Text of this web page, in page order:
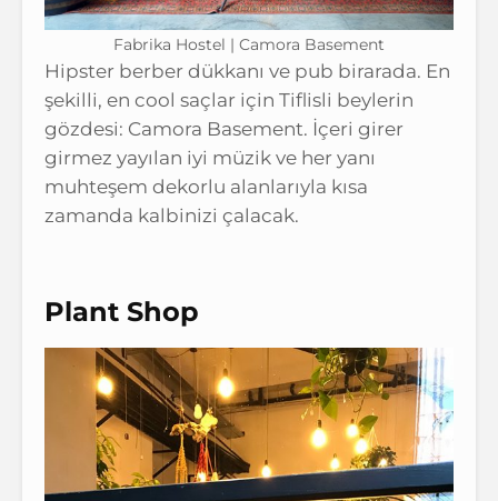
Fabrika Hostel | Camora Basement
Hipster berber dükkanı ve pub birarada. En
şekilli, en cool saçlar için Tiflisli beylerin
gözdesi: Camora Basement. İçeri girer
girmez yayılan iyi müzik ve her yanı
muhteşem dekorlu alanlarıyla kısa
zamanda kalbinizi çalacak.
Plant Shop